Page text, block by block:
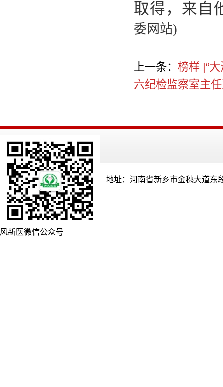
取得，来自
委网站)
上一条： 榜样 |“
六纪检监察室主
地址：河南省新乡市金穗大道东
风新医微信公众号